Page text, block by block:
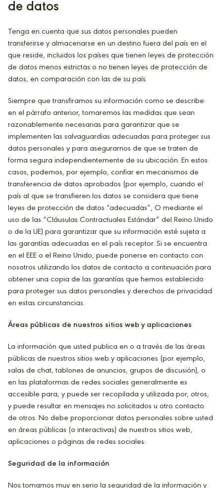
de datos
Tenga en cuenta que sus datos personales pueden
transferirse y almacenarse en un destino fuera del país en el
que reside, incluidos los países que tienen leyes de protección
de datos menos estrictas o no tienen leyes de protección de
datos, en comparación con las de su país.
Siempre que transfiramos su información como se describe
en el párrafo anterior, tomaremos las medidas que sean
razonablemente necesarias para garantizar que se
implementen las salvaguardias adecuadas para proteger sus
datos personales y para asegurarnos de que se traten de
forma segura independientemente de su ubicación. En estos
casos, podemos, por ejemplo, confiar en mecanismos de
transferencia de datos aprobados (por ejemplo, cuando el
país al que se transfieren los datos se considera que tiene
leyes de protección de datos “adecuadas”, O mediante el
uso de las “Cláusulas Contractuales Estándar” del Reino Unido
o de la UE) para garantizar que su información esté sujeta a
las garantías adecuadas en el país receptor. Si se encuentra
en el EEE o el Reino Unido, puede ponerse en contacto con
nosotros utilizando los datos de contacto a continuación para
obtener una copia de las garantías que hemos establecido
para proteger sus datos personales y derechos de privacidad
en estas circunstancias.
Áreas públicas de nuestros sitios web y aplicaciones
La información que usted publica en o a través de las áreas
públicas de nuestros sitios web y aplicaciones (por ejemplo,
salas de chat, tablones de anuncios, grupos de discusión), o
en las plataformas de redes sociales generalmente es
accesible para, y puede ser recopilada y utilizada por, otros,
y puede resultar en mensajes no solicitados u otro contacto
de otros. No debe proporcionar datos personales sobre usted
en áreas públicas (o interactivas) de nuestros sitios web,
aplicaciones o páginas de redes sociales.
Seguridad de la información
Nos tomamos muy en serio la seguridad de la información y